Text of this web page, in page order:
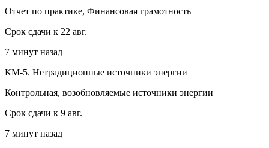
Отчет по практике, Финансовая грамотность
Срок сдачи к 22 авг.
7 минут назад
КМ-5. Нетрадиционные источники энергии
Контрольная, возобновляемые источники энергии
Срок сдачи к 9 авг.
7 минут назад